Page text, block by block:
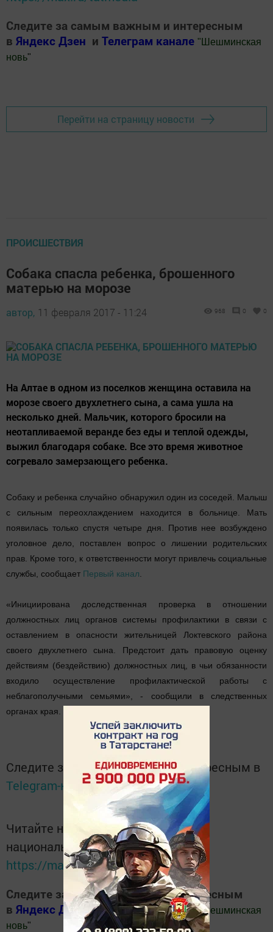
Следите за самым важным и интересным
в Яндекс Дзен и Телеграм канале " Шешминская
новь"
Перейти на страницу новости
ПРОИСШЕСТВИЯ
Собака спасла ребенка, брошенного
матерью на морозе
автор, 11 февраля 2017 - 11:24 968 0 0
На Алтае в одном из поселков женщина оставила на
морозе своего двухлетнего сына, а сама ушла на
несколько дней. Мальчик, которого бросили на
неотапливаемой веранде без еды и теплой одежды,
выжил благодаря собаке. Все это время животное
согревало замерзающего ребенка.
Собаку и ребенка случайно обнаружил один из соседей. Малыш
с сильным переохлаждением находится в больнице. Мать
появилась только спустя четыре дня. Против нее возбуждено
уголовное дело, поставлен вопрос о лишении родительских
прав. Кроме того, к ответственности могут привлечь социальные
службы, сообщает Первый канал
«Инициирована доследственная проверка в отношении
должностных лиц органов системы профилактики в связи с
оставлением в опасности жительницей Локтевского района
своего двухлетнего сына. Предстоит дать правовую оценку
действиям (бездействию) должностных лиц, в чьи обязанности
входило осуществление профилактической работы с
неблагополучными семьями», - сообщили в следственных
органах края.
Следите за самым важным и интересным в
Telegram-каналеТатмедиа
Читайте новости Татарстана в
национальном мессенджере MАХ:
https://max.ru/tatmedia
Следите за самым важным и интересным
в Яндекс Дзен иТелеграм канале"Шешминская
новь"